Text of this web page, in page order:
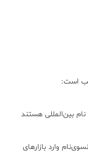
است:
بین‌المللی هستند
وارد بازارهای